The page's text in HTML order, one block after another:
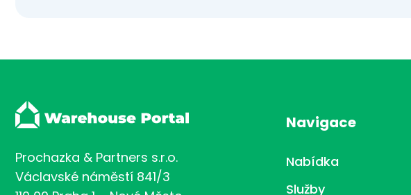
Prochazka & Partners s.r.o.
Václavské náměstí 841/3
Navigace
Nabídka
Služby